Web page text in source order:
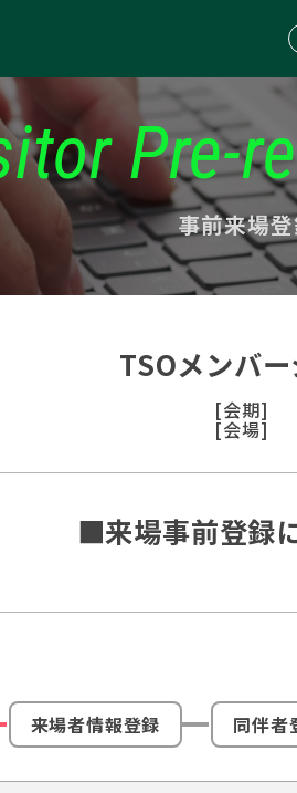
Pre-
事前来場
TSOメンバ
[会期]
[会場]
■来場事前登録
来場者情報登録 同伴者